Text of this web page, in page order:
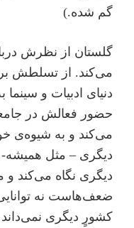
گم شده.)
گلستان از نظرش
می‌کند. از تسلطش بر
دنیای ادبیات و
حضور فعالش در
می‌کند و به شیوه‌ی
دیگری – مثل همیشه-
دیگری نگاه می‌کند و
ضعف‌هاست نه
کشورٍ دیگری